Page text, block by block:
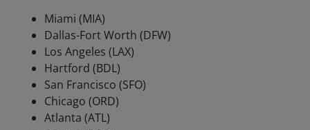
Miami (MIA)
Dallas-Fort Worth (DFW)
Los Angeles (LAX)
Hartford (BDL)
San Francisco (SFO)
Chicago (ORD)
Atlanta (ATL)